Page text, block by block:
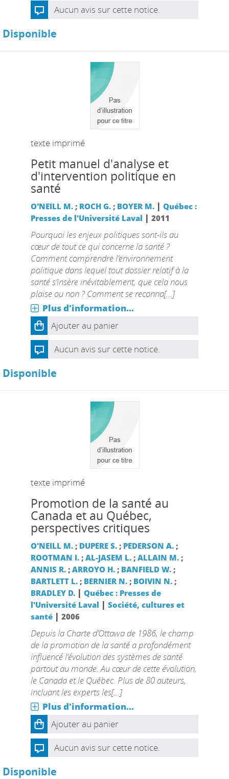
Aucun avis sur cette notice.
Disponible
texte imprimé
Petit manuel d'analyse et
d'intervention politique en
santé
O'NEILL M.; ROCH G.; BOYER M. | Québec :
Presses de l'Université Laval | 2011
Pourquoi les enjeux politiques sont-ils au
cœur de tout ce qui concerne la santé ?
Comment comprendre l’environnement
politique dans lequel tout dossier relatif à la
santé s’insère inévitablement, que cela nous
plaise ou non ? Comment se reconna[...]
Plus d'information...
Ajouter au panier
Aucun avis sur cette notice.
Disponible
texte imprimé
Promotion de la santé au
Canada et au Québec,
perspectives critiques
O'NEILL M.; DUPERE S.; PEDERSON A.;
ROOTMAN I.; AL-JASEM L.; ALLAIN M.;
ANNIS R.; ARROYO H.; BANFIELD W.;
BARTLETT L.; BERNIER N.; BOIVIN N.;
BRADLEY D. | Québec : Presses de
l'Université Laval | Société, cultures et
santé| 2006
Depuis la Charte d’Ottawa de 1986, le champ
de la promotion de la santé a profondément
influencé l’évolution des systèmes de santé
partout au monde. Au cœur de cette évolution,
le Canada et le Québec. Plus de 80 auteurs,
incluant les experts les[...]
Plus d'information...
Ajouter au panier
Aucun avis sur cette notice.
Disponible